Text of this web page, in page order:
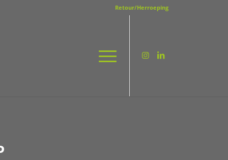
Retour/Herroeping